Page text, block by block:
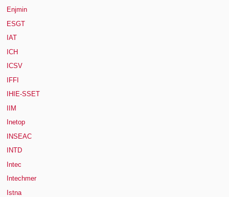
Enjmin
ESGT
IAT
ICH
ICSV
IFFI
IHIE-SSET
IIM
Inetop
INSEAC
INTD
Intec
Intechmer
Istna